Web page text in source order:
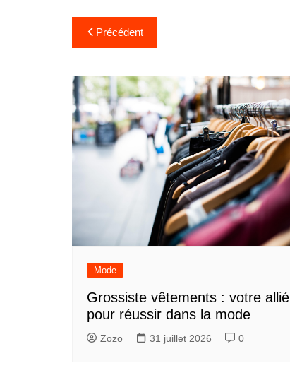
Navigation
de
l’article
Précédent
Mode
Grossiste vêtements : votre allié
pour réussir dans la mode
Zozo 31 juillet 2026 0